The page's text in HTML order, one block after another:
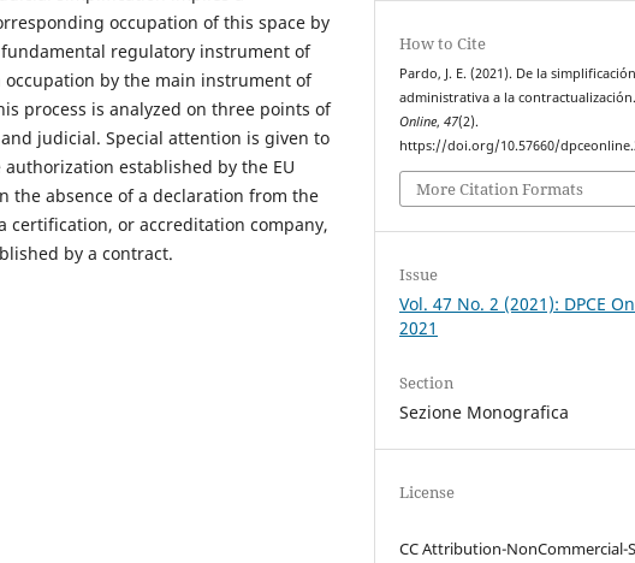
occupation of this space by
regulatory instrument of
by the main instrument of
process is analyzed on three points of
judicial. Special attention is given to
established by the EU
the absence of a declaration from the
certification, or accreditation company,
by a contract.
How to Cite
Pardo, J. E. (2021). De la simplificación
administrativa a la
Online,47(2).
https://doi.org/10.57660/
More Citation Formats
Issue
Vol. 47 No. 2 (2021): DPCE
2021
Section
Sezione Monografica
License
CC Attribution-NonCommercial-